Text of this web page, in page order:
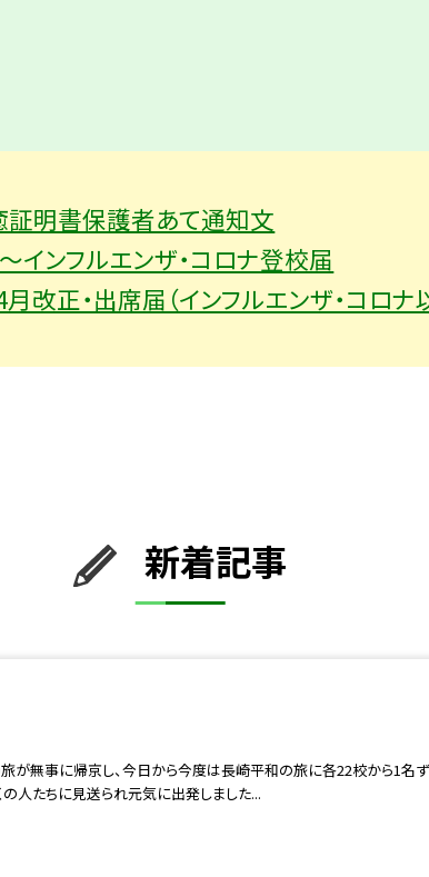
証明書保護者あて通知文
インフルエンザ・コロナ登校届
月改正・出席届（インフルエンザ・コロナ
新着記事
が無事に帰京し、今日から今度は長崎平和の旅に各22校から1名
人たちに見送られ元気に出発しました...